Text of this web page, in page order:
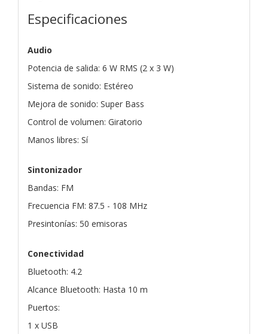
Especificaciones
Audio
Potencia de salida: 6 W RMS (2 x 3 W)
Sistema de sonido: Estéreo
Mejora de sonido: Super Bass
Control de volumen: Giratorio
Manos libres: Sí
Sintonizador
Bandas: FM
Frecuencia FM: 87.5 - 108 MHz
Presintonías: 50 emisoras
Conectividad
Bluetooth: 4.2
Alcance Bluetooth: Hasta 10 m
Puertos:
1 x USB